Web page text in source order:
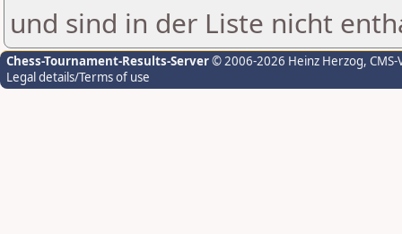
und sind in der Liste nicht
Chess-Tournament-Results-Server© 2006-2026 Heinz Herzog,
Legal details/Terms of use